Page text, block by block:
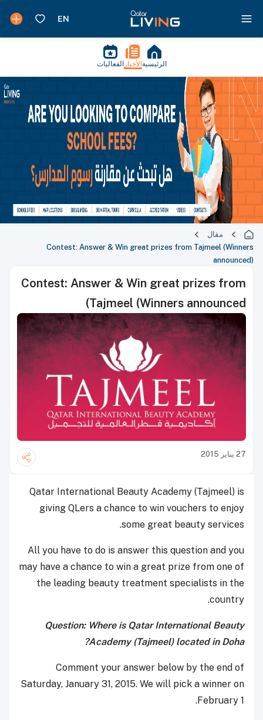
الرئيسية الأخبار الفعاليات
مقال
Contest: Answer & Win great prizes from Tajmeel (Winners
announced)
Contest: Answer & Win great prizes from
Tajmeel (Winners announced)
27 يناير 2015
Qatar International Beauty Academy (Tajmeel) is
giving QLers a chance to win vouchers to enjoy
some great beauty services.
All you have to do is answer this question and you
may have a chance to win a great prize from one of
the leading beauty treatment specialists in the
country.
Question: Where is Qatar International Beauty
Academy (Tajmeel) located in Doha?
Comment your answer below by the end of
Saturday, January 31, 2015. We will pick a winner on
February 1.